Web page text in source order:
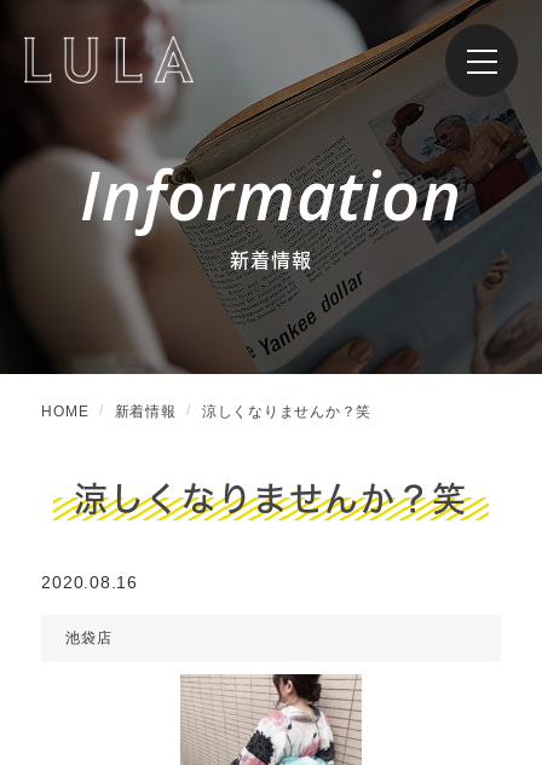
Information
新着情報
HOME 新着情報 涼しくなりませんか？笑
涼しくなりませんか？笑
2020.08.16
池袋店